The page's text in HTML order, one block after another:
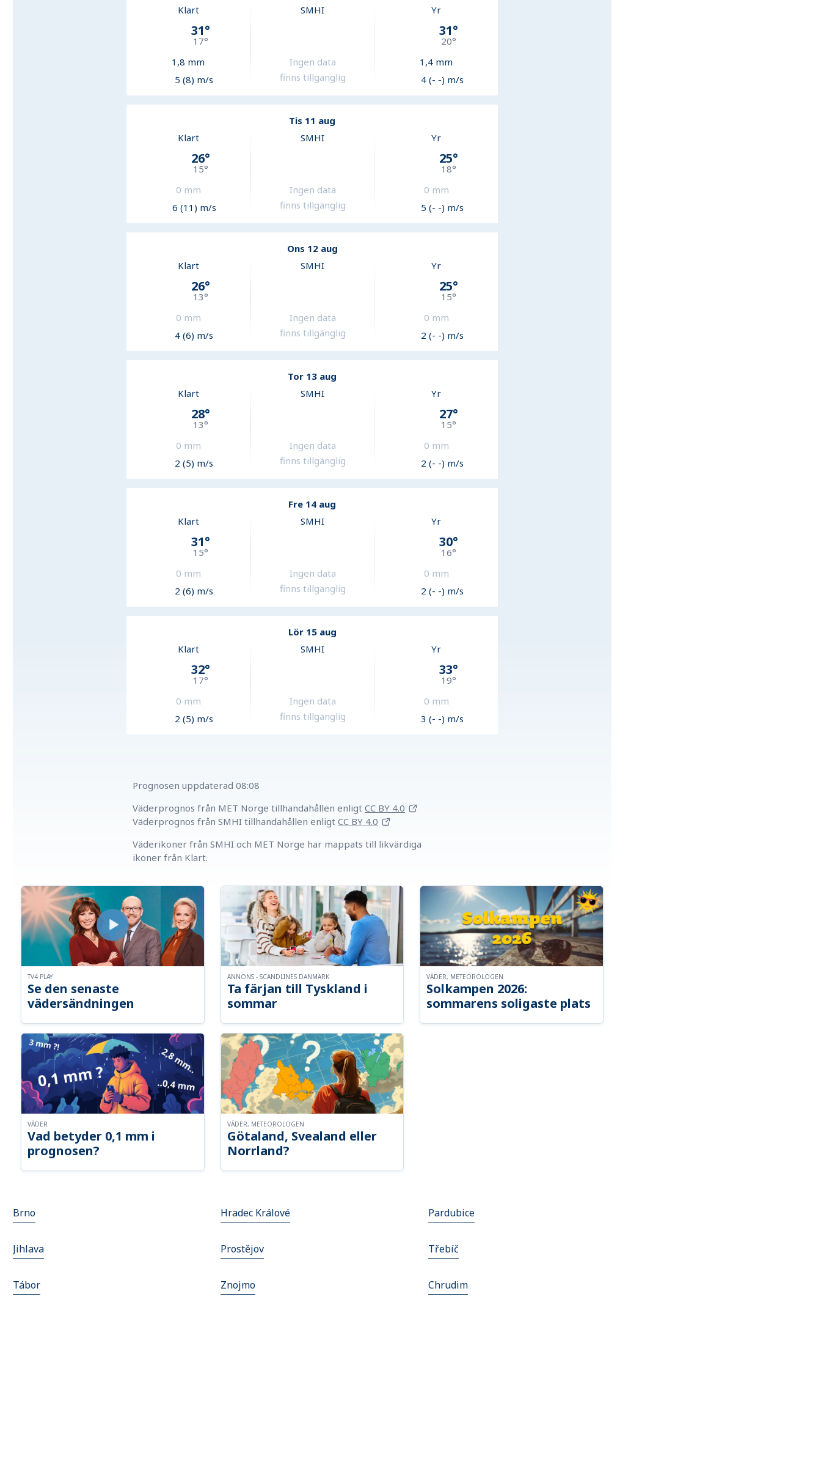
Klart
31°
17°
1,8 mm
5 (8) m/s
SMHI
Ingen data
finns tillgänglig
Yr
31°
20°
1,4 mm
4 (- -) m/s
Tis 11 aug
Klart
26°
15°
0 mm
6 (11) m/s
SMHI
Ingen data
finns tillgänglig
Yr
25°
18°
0 mm
5 (- -) m/s
Ons 12 aug
Klart
26°
13°
0 mm
4 (6) m/s
SMHI
Ingen data
finns tillgänglig
Yr
25°
15°
0 mm
2 (- -) m/s
Tor 13 aug
Klart
28°
13°
0 mm
2 (5) m/s
SMHI
Ingen data
finns tillgänglig
Yr
27°
15°
0 mm
2 (- -) m/s
Fre 14 aug
Klart
31°
15°
0 mm
2 (6) m/s
SMHI
Ingen data
finns tillgänglig
Yr
30°
16°
0 mm
2 (- -) m/s
Lör 15 aug
Klart
32°
17°
0 mm
2 (5) m/s
SMHI
Ingen data
finns tillgänglig
Yr
33°
19°
0 mm
3 (- -) m/s
Prognosen uppdaterad 08:08
Väderprognos från MET Norge tillhandahållen enligt CC BY 4.0
Väderprognos från SMHI tillhandahållen enligt CC BY 4.0
Väderikoner från SMHI och MET Norge har mappats till likvärdiga
ikoner från Klart.
Se den senaste
vädersändningen
TV4 PLAY
Ta färjan till Tyskland i
sommar
ANNONS - SCANDLINES DANMARK
Solkampen 2026:
sommarens soligaste plats
VÄDER, METEOROLOGEN
Vad betyder 0,1 mm i
prognosen?
VÄDER
Götaland, Svealand eller
Norrland?
VÄDER, METEOROLOGEN
Brno Hradec Králové Pardubice
Jihlava Prostějov Třebíč
Tábor Znojmo Chrudim